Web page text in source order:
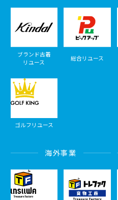
ブランド古着
リユース
総合リユース
ゴルフリユース
海外事業